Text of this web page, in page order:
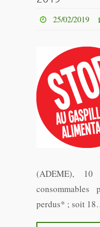
25/02/2019
(ADEME), 10
perdus* ; soit